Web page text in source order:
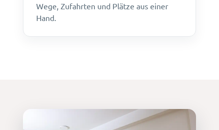
Wege, Zufahrten und Plätze aus einer
Hand.